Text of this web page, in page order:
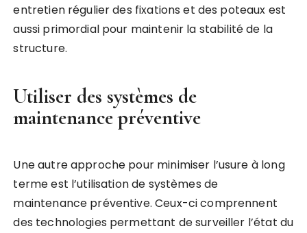
entretien régulier des fixations et des poteaux est
aussi primordial pour maintenir la stabilité de la
structure.
Utiliser des systèmes de
maintenance préventive
Une autre approche pour minimiser l’usure à long
terme est l’utilisation de systèmes de
maintenance préventive. Ceux-ci comprennent
des technologies permettant de surveiller l’état du